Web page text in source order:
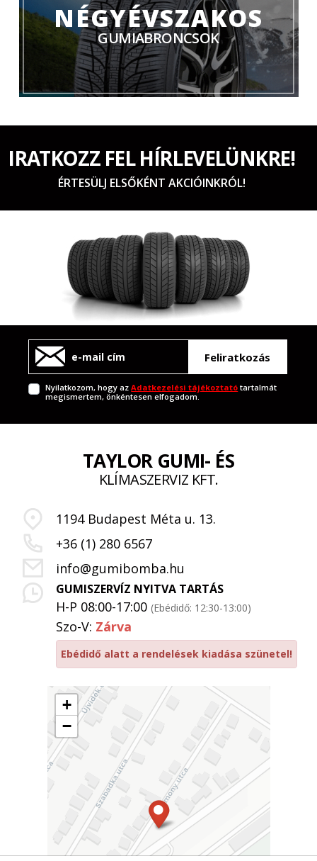
NÉGYÉVSZAKOS
GUMIABRONCSOK
IRATKOZZ FEL HÍRLEVELÜNKRE!
ÉRTESÜLJ ELSŐKÉNT AKCIÓINKRÓL!
Feliratkozás
Nyilatkozom, hogy azAdatkezelési tájékoztató tartalmát
megismertem, önkéntesen elfogadom.
+
−
TAYLOR GUMI- ÉS
KLÍMASZERVIZ KFT.
1194 Budapest Méta u. 13.
+36 (1) 280 6567
info@gumibomba.hu
GUMISZERVÍZ NYITVA TARTÁS
H-P 08:00-17:00 (Ebédidő: 12:30-13:00)
Szo-V: Zárva
Ebédidő alatt a rendelések kiadása szünetel!